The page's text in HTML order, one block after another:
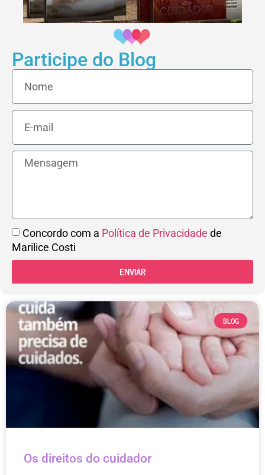
Participe do Blog
Concordo com a Política de Privacidade de
Marilice Costi
ENVIAR
BLOG
Os direitos do cuidador